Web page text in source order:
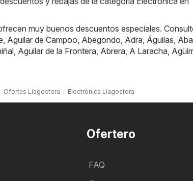
muy buenos descuentos especiales.
, Aguilar de Campoo, Abegondo, Adra, Águilas,
, Aguilar de la Frontera, Abrera, A Laracha,
Ofertas Llagostera Electrónica Llagostera
Ofertero
FAQ